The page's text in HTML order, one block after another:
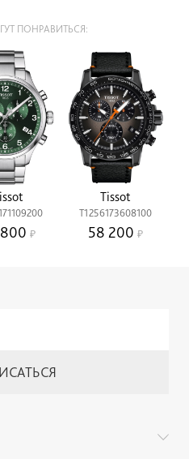
ПОНРАВИТЬСЯ:
Tissot
T1256173608100
58 200